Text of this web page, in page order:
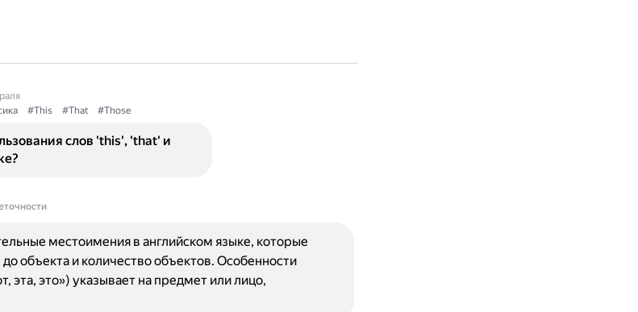
#This #That #Those
слов 'this', 'that' и
местоимения в английском языке, которые
объекта и количество объектов. Особенности
эта, это») указывает на предмет или лицо,